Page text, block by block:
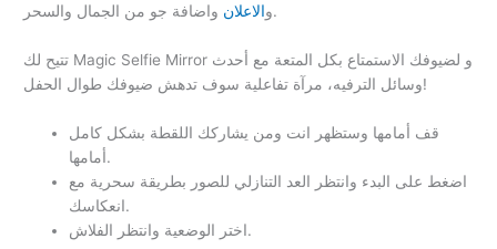
والاعلان واضافة جو من الجمال والسحر.
تتيح لك Magic Selfie Mirror و لضيوفك الاستمتاع بكل المتعة مع أحدث
وسائل الترفيه، مرآة تفاعلية سوف تدهش ضيوفك طوال الحفل!
قف أمامها وستظهر انت ومن يشاركك اللقطة بشكل كامل
أمامها.
اضغط على البدء وانتظر العد التنازلي للصور بطريقة سحرية مع
انعكاسك.
اختر الوضعية وانتظر الفلاش.